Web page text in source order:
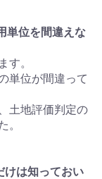
単位を間違えな
す。
単位が間違って
土地評価判定の
。
けは知っておい